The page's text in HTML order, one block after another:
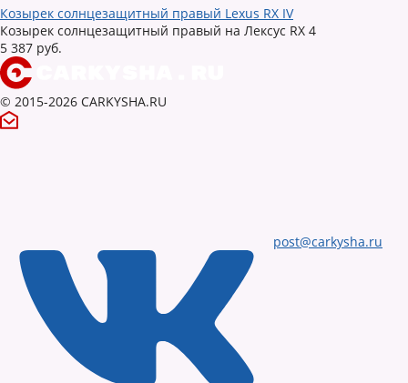
Козырек солнцезащитный правый Lexus RX IV
Козырек солнцезащитный правый на Лексус RX 4
5 387 руб.
© 2015-2026 CARKYSHA.RU
post@carkysha.ru